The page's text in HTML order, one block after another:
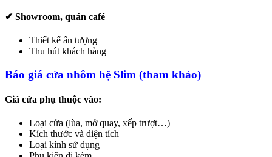
✔ Showroom, quán café
Thiết kế ấn tượng
Thu hút khách hàng
Báo giá cửa nhôm hệ Slim (tham khảo)
Giá cửa phụ thuộc vào:
Loại cửa (lùa, mở quay, xếp trượt…)
Kích thước và diện tích
Loại kính sử dụng